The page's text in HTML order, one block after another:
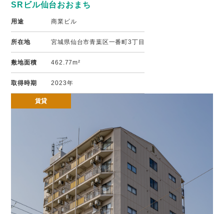
SRビル仙台おおまち
用途 商業ビル
所在地 宮城県仙台市青葉区一番町3丁目
敷地面積 462.77m²
取得時期 2023年
賃貸